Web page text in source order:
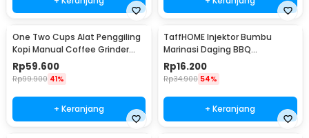
One Two Cups Alat Penggiling
Kopi Manual Coffee Grinder
Portable - WFCG9800
Rp59.600
Rp99.900 41%
+ Keranjang
TaffHOME Injektor Bumbu
Marinasi Daging BBQ
Seasoning Injector - HC117
Rp16.200
Rp34.900 54%
+ Keranjang